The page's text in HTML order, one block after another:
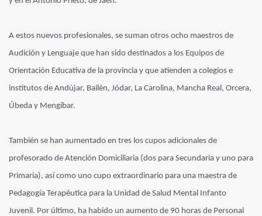
A estos nuevos profesionales, se suman otros ocho maestros de
Audición y Lenguaje que han sido destinados a los Equipos de
Orientación Educativa de la provincia y que atienden a colegios e
institutos de Andújar, Bailén, Jódar, La Carolina, Mancha Real, Orcera,
Úbeda y Mengíbar.
También se han aumentado en tres los cupos adicionales de
profesorado de Atención Domiciliaria (dos para Secundaria y uno para
Primaria), así como uno cupo extraordinario para una maestra de
Pedagogía Terapéutica para la Unidad de Salud Mental Infanto
Juvenil. Por último, ha habido un aumento de 90 horas de Personal